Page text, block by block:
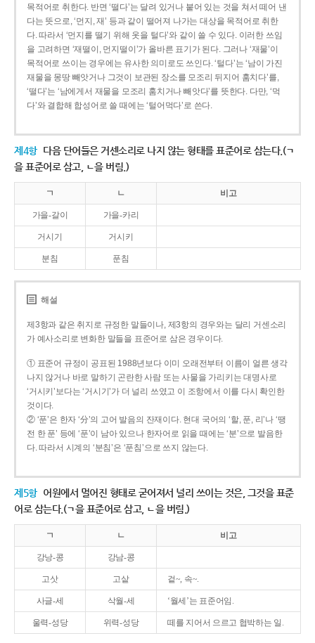
목적어로 취한다. 반면 ‘떨다’는 달려 있거나 붙어 있는 것을 쳐서 떼어 낸
다는 뜻으로, ‘먼지, 재’ 등과 같이 떨어져 나가는 대상을 목적어로 취한
다. 따라서 ‘먼지를 떨기 위해 옷을 털다’와 같이 쓸 수 있다. 이러한 쓰임
을 고려하면 ‘재떨이, 먼지떨이’가 올바른 표기가 된다. 그러나 ‘재물’이
목적어로 쓰이는 경우에는 유사한 의미로도 쓰인다. ‘털다’는 ‘남이 가진
재물을 몽땅 빼앗거나 그것이 보관된 장소를 모조리 뒤지어 훔치다’를,
‘떨다’는 ‘남에게서 재물을 모조리 훔치거나 빼앗다’를 뜻한다. 다만, ‘먹
다’와 결합해 합성어로 쓸 때에는 ‘털어먹다’로 쓴다.
제4항 다음 단어들은 거센소리로 나지 않는 형태를 표준어로 삼는다.(ㄱ
을 표준어로 삼고, ㄴ을 버림.)
ㄱ ㄴ 비고
가을-갈이 가을-카리
거시기 거시키
분침 푼침
해설
제3항과 같은 취지로 규정한 말들이나, 제3항의 경우와는 달리 거센소리
가 예사소리로 변화한 말들을 표준어로 삼은 경우이다.
① 표준어 규정이 공표된 1988년보다 이미 오래전부터 이름이 얼른 생각
나지 않거나 바로 말하기 곤란한 사람 또는 사물을 가리키는 대명사로
‘거시키’보다는 ‘거시기’가 더 널리 쓰였고 이 조항에서 이를 다시 확인한
것이다.
② ‘푼’은 한자 ‘分’의 고어 발음의 잔재이다. 현대 국어의 ‘할, 푼, 리’나 ‘땡
전 한 푼’ 등에 ‘푼’이 남아 있으나 한자어로 읽을 때에는 ‘분’으로 발음한
다. 따라서 시계의 ‘분침’은 ‘푼침’으로 쓰지 않는다.
제5항 어원에서 멀어진 형태로 굳어져서 널리 쓰이는 것은, 그것을 표준
어로 삼는다.(ㄱ을 표준어로 삼고, ㄴ을 버림.)
ㄱ ㄴ 비고
강낭-콩 강남-콩
고삿 고샅 겉~, 속~.
사글-세 삭월-세 ‘월세’는 표준어임.
울력-성당 위력-성당 떼를 지어서 으르고 협박하는 일.